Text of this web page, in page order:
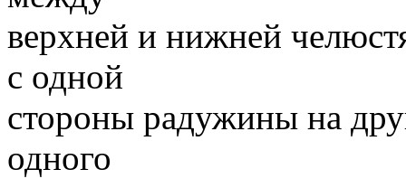
верхней и нижней
с одной
стороны радужины на
одного